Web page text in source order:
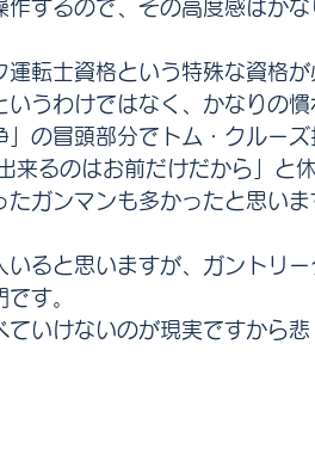
するので、その高度感はかな
運転士資格という特殊な資格
うわけではなく、かなりの慣
」の冒頭部分でトム・クルー
来るのはお前だけだから」と
たガンマンも多かったと思い
いると思いますが、ガントリ
す。
いけないのが現実ですから悲